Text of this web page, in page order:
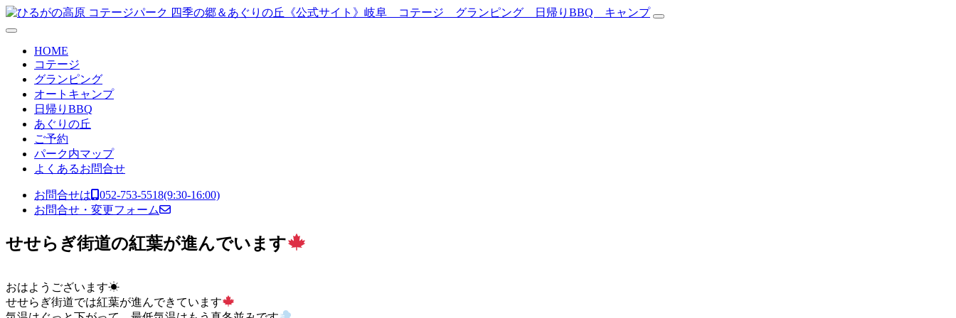
コンテンツへスキップ
メ
イ
HOME
コテージ
グランピング
オートキャンプ
日帰りBBQ
あぐりの丘
ご予約
パーク内マップ
よくあるお問合せ
お問合せは 052-753-5518(9:30-16:00)
お問合せ・変更フォーム
せせらぎ街道の紅葉が進んでいます
おはようございます☀
せせらぎ街道では紅葉が進んできています